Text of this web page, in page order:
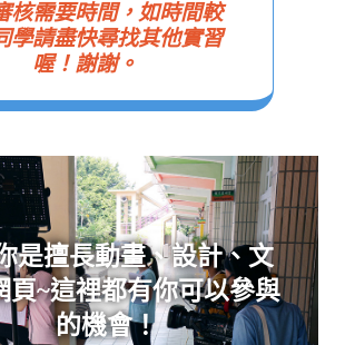
核需要時間，如時間較
學請盡快尋找其他實習
喔！謝謝。
是擅長動畫、設計、文
頁~這裡都有你可以參與
的機會！